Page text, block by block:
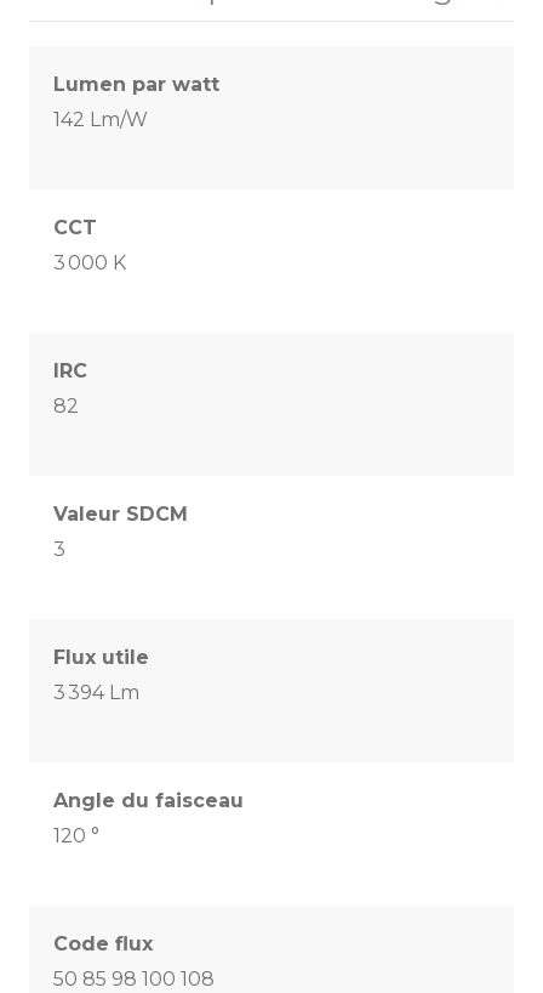
Lumen par watt
142 Lm/W
CCT
3 000 K
IRC
82
Valeur SDCM
3
Flux utile
3 394 Lm
Angle du faisceau
120 °
Code flux
50 85 98 100 108